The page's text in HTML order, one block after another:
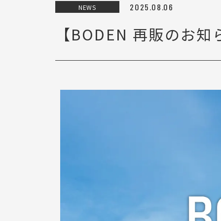
NEWS 2025.08.06
【BODEN 再販のお知